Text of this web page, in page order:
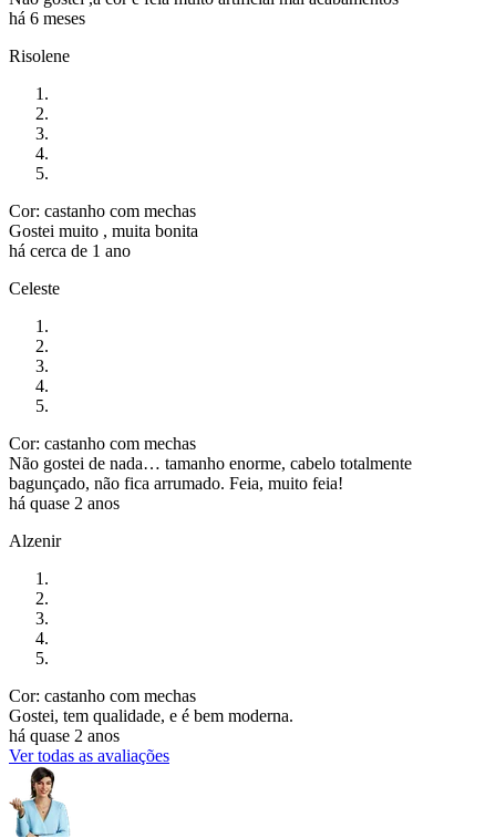
há 6 meses
Risolene
Cor: castanho com mechas
Gostei muito , muita bonita
há cerca de 1 ano
Celeste
Cor: castanho com mechas
Não gostei de nada… tamanho enorme, cabelo totalmente
bagunçado, não fica arrumado. Feia, muito feia!
há quase 2 anos
Alzenir
Cor: castanho com mechas
Gostei, tem qualidade, e é bem moderna.
há quase 2 anos
Ver todas as avaliações